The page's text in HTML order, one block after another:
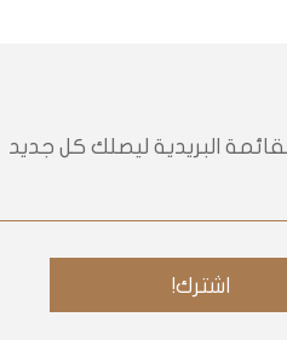
البريدية ليصلك كل جديد